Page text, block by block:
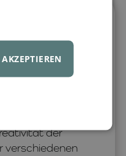
Straßen,
Rennstrecken
Ramps
16-teilige
Verbindung
der
verschiedenen
AKZEPTIEREN